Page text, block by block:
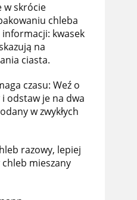
w skrócie
chleba
kwasek
na
ciasta.
czasu: Weź o
odstaw je na dwa
w zwykłych
razowy, lepiej
mieszany